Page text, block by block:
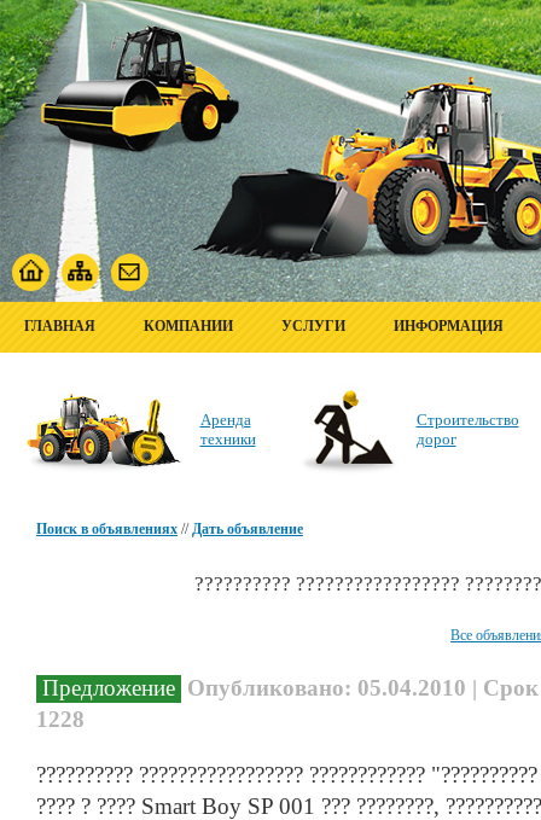
ГЛАВНАЯ КОМПАНИИ УСЛУГИ ИНФОРМАЦИЯ
Аренда
техники
Строительство
дорог
Поиск в объявлениях //Дать объявление
?????????? ?????????????????
Все
Предложение Опубликовано: 05.04.2010 |
1228
?????????? ????????????????? ????????????
???? ? ???? Smart Boy SP 001 ??? ????????,